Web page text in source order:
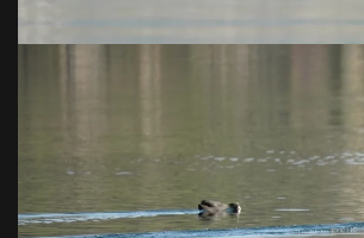
VOIR EN GRAND